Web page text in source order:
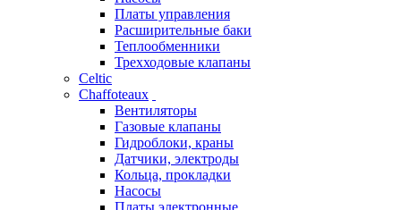
Платы управления
Расширительные баки
Теплообменники
Трехходовые клапаны
Celtic
Chaffoteaux
Вентиляторы
Газовые клапаны
Гидроблоки, краны
Датчики, электроды
Кольца, прокладки
Насосы